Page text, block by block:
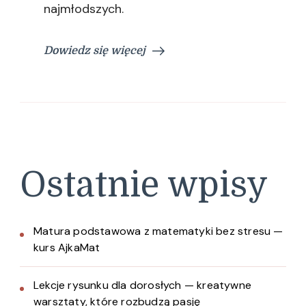
najmłodszych.
Dowiedz się więcej
Ostatnie wpisy
Matura podstawowa z matematyki bez stresu —
kurs AjkaMat
Lekcje rysunku dla dorosłych — kreatywne
warsztaty, które rozbudzą pasję